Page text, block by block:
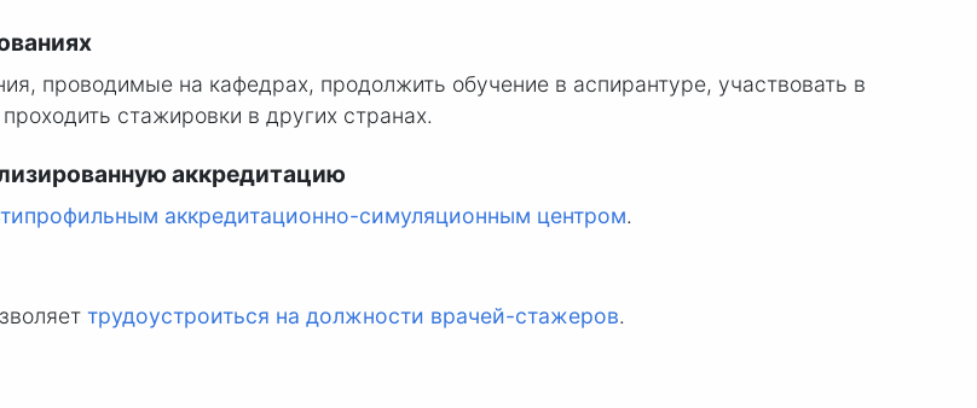
проводимые на кафедрах, продолжить обучение в аспирантуре, участвовать в
стажировки в других странах.
аккредитацию
аккредитационно-симуляционным центром.
трудоустроиться на должности врачей-стажеров.